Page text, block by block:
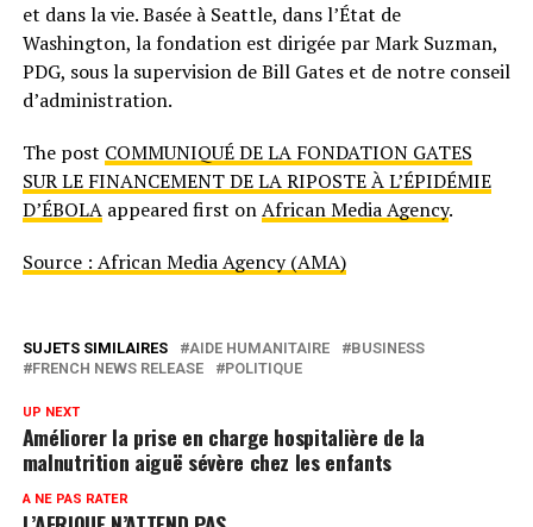
et dans la vie. Basée à Seattle, dans l’État de
Washington, la fondation est dirigée par Mark Suzman,
PDG, sous la supervision de Bill Gates et de notre conseil
d’administration.
The post COMMUNIQUÉ DE LA FONDATION GATES
SUR LE FINANCEMENT DE LA RIPOSTE À L’ÉPIDÉMIE
D’ÉBOLAappeared first onAfrican Media Agency.
Source : African Media Agency (AMA)
SUJETS SIMILAIRES AIDE HUMANITAIRE
BUSINESS
FRENCH NEWS RELEASE
POLITIQUE
UP NEXT
Améliorer la prise en charge hospitalière de la
malnutrition aiguë sévère chez les enfants
A NE PAS RATER